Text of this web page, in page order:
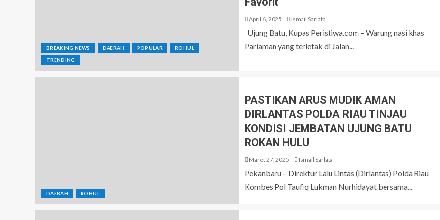
BREAKING NEWS DAERAH POPULAR ROHUL
TRENDING
April 6, 2025 Ismail Sarlata
Ujung Batu, Kupas Peristiwa.com – Warung nasi khas
Pariaman yang terletak di Jalan...
DAERAH ROHUL
PASTIKAN ARUS MUDIK AMAN
DIRLANTAS POLDA RIAU TINJAU
KONDISI JEMBATAN UJUNG BATU
ROKAN HULU
Maret 27, 2025 Ismail Sarlata
Pekanbaru – Direktur Lalu Lintas (Dirlantas) Polda Riau
Kombes Pol Taufiq Lukman Nurhidayat bersama...